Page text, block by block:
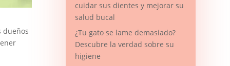
dueños
cuidar sus dientes y mejorar su
salud bucal
¿Tu gato se lame demasiado?
Descubre la verdad sobre su
higiene